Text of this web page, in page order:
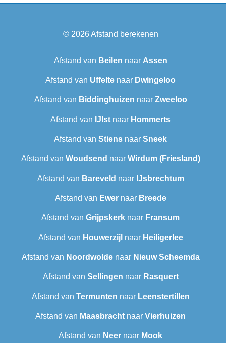
© 2026Afstand berekenen
Afstand van Beilen naar Assen
Afstand van Uffelte naar Dwingeloo
Afstand van Biddinghuizen naar Zweeloo
Afstand van IJlst naar Hommerts
Afstand van Stiens naar Sneek‎
Afstand van Woudsend naar Wirdum (Friesland)
Afstand van Bareveld naar IJsbrechtum
Afstand van Ewernaar Breede
Afstand van Grijpskerk naar Fransum
Afstand van Houwerzijl naar Heiligerlee
Afstand van Noordwoldenaar Nieuw Scheemda
Afstand van Sellingen naar Rasquert
Afstand van Termunten naar Leenstertillen‎
Afstand van Maasbracht naar Vierhuizen
Afstand van Neer naar Mook